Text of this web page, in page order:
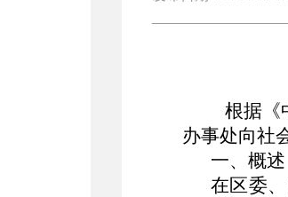
根据《
办事处向社
一、概述
在区委